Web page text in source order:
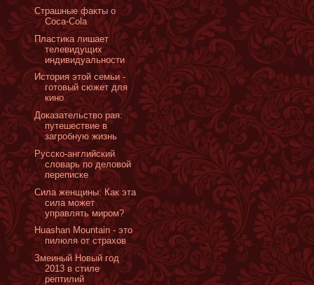
Страшные факты о
Coca-Cola
Пластика лишает
телевидущих
индивидуальности
История этой семьи -
готовый сюжет для
кино
Доказательство рая:
путешествие в
загробную жизнь
Русско-английский
словарь по деловой
переписке
Сила женщины: Как эта
сила может
управлять миром?
Huashan Mountain - это
пилюля от страхов
Змеиный Новый год
2013 в стиле
рептилий